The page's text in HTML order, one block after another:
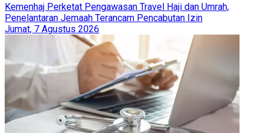
Kemenhaj Perketat Pengawasan Travel Haji dan Umrah,
Penelantaran Jemaah Terancam Pencabutan Izin
Jumat, 7 Agustus 2026